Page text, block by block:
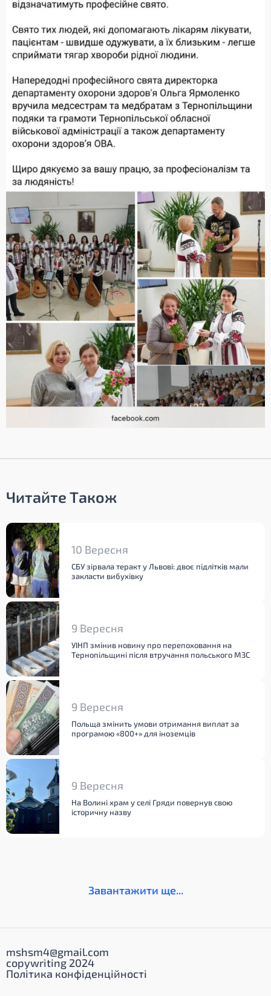
Читайте Також
10 Вересня
СБУ зірвала теракт у Львові: двоє підлітків мали
закласти вибухівку
9 Вересня
УІНП змінив новину про перепоховання на
Тернопільщині після втручання польського МЗС
9 Вересня
Польща змінить умови отримання виплат за
програмою «800+» для іноземців
9 Вересня
На Волині храм у селі Гряди повернув свою
історичну назву
Завантажити ще...
mshsm4@gmail.com
copywriting 2024
Політика конфіденційності